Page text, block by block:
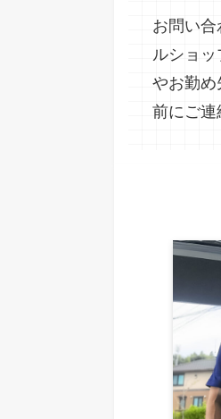
お問い
ルショ
やお勤め
前にご連